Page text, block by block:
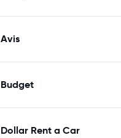
Avis
Budget
Dollar Rent a Car